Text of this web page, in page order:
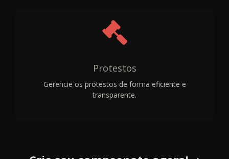
Protestos
Gerencie os protestos de forma eficiente e
transparente.